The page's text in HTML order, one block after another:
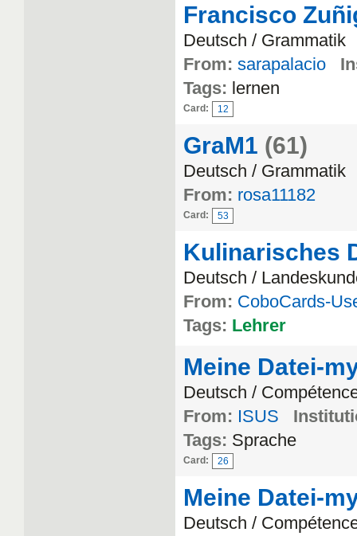
Francisco
Deutsch / Grammatik
From: sarapalacio
Tags: lernen
Card: 12
GraM1 (61)
Deutsch / Grammatik
From: rosa11182
Card: 53
Kulinarisches
Deutsch /
From: CoboCards-
Tags: Lehrer
Meine Datei-
Deutsch /
From: ISUS
Tags: Sprache
Card: 26
Meine Datei-
Deutsch /